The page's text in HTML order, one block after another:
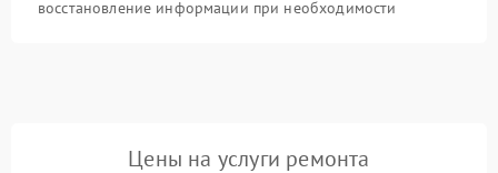
восстановление информации при необходимости
Цены на услуги ремонта